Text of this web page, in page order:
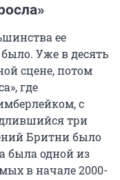
ее
Уже в десять
сцене, потом
где
с
три
Бритни было
была одной из
в начале 2000-